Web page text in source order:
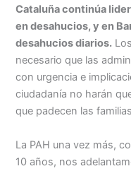
Cataluña continúa
en desahucios, y en
desahucios diarios.
necesario que las
con urgencia e
ciudadanía no harán
que padecen las
La PAH una vez más,
10 años, nos